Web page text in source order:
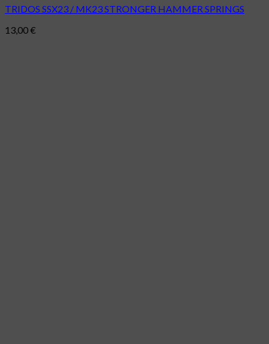
TRIDOS SSX23 / MK23 STRONGER HAMMER SPRINGS
13,00€